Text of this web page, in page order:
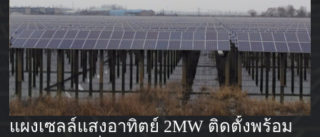
แผงเซลล์แสงอาทิตย์ 2MW ติดตั้งพร้อม